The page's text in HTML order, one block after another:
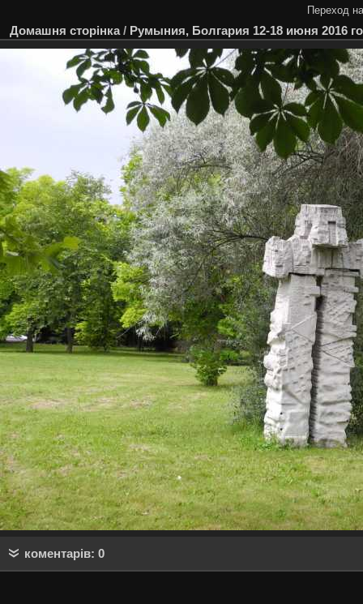
Переход
Домашня сторінка/ Румыния, Болгария 12-18 июня 2016
коментарів: 0